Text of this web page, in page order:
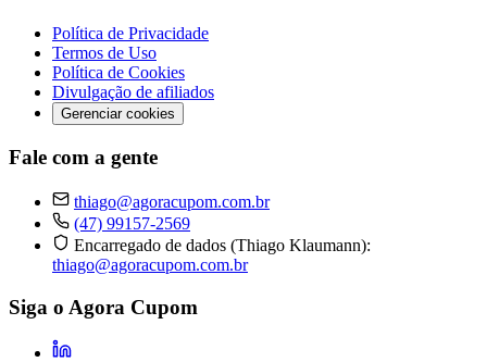
Política de Privacidade
Termos de Uso
Política de Cookies
Divulgação de afiliados
Gerenciar cookies
Fale com a gente
thiago@agoracupom.com.br
(47) 99157-2569
Encarregado de dados (Thiago Klaumann):
thiago@agoracupom.com.br
Siga o Agora Cupom